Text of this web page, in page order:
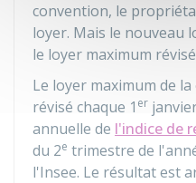
convention, le
loyer. Mais le nouveau
le loyer maximum
Le loyer maximum de
révisé chaque 1 er
annuelle de l'indice de
du 2e trimestre de
l'Insee. Le résultat est